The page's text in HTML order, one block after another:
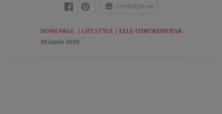
HOMEPAGE / LIFESTYLE / ELLE CONTROVERSA
18 iunie 2020
Urmărește-ne